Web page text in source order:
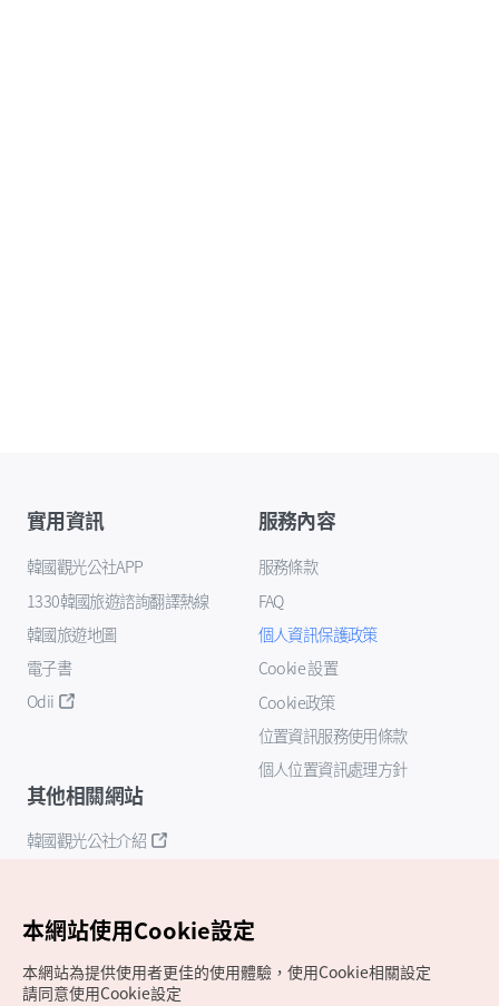
實用資訊
韓國觀光公社APP
1330韓國旅遊諮詢翻譯熱線
韓國旅遊地圖
電子書
Odii
服務內容
服務條款
FAQ
個人資訊保護政策
Cookie 設置
Cookie政策
位置資訊服務使用條款
個人位置資訊處理方針
其他相關網站
韓國觀光公社介紹
本網站使用Cookie設定
本網站為提供使用者更佳的使用體驗，使用Cookie相關設定
請同意使用Cookie設定